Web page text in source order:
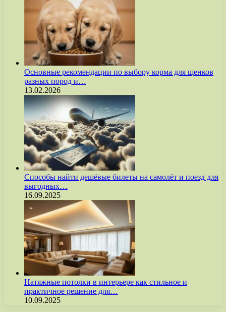
Основные рекомендации по выбору корма для щенков
разных пород и…
13.02.2026
Способы найти дешёвые билеты на самолёт и поезд для
выгодных…
16.09.2025
Натяжные потолки в интерьере как стильное и
практичное решение для…
10.09.2025